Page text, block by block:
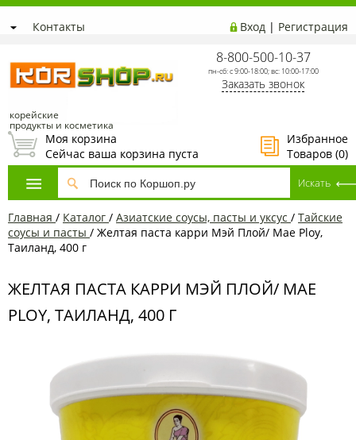
Контакты Вход | Регистрация
корейские
продукты и косметика
8-800-500-10-37
пн-сб: с 9:00-18:00; вс: 10:00-17:00
Заказать звонок
Избранное
Товаров (0)
Моя корзина
Сейчас ваша корзина пуста
Главная / Каталог / Азиатские соусы, пасты и уксус / Тайские
соусы и пасты / Желтая паста карри Мэй Плой/ Mae Ploy,
Таиланд, 400 г
ЖЕЛТАЯ ПАСТА КАРРИ МЭЙ ПЛОЙ/ MAE
PLOY, ТАИЛАНД, 400 Г